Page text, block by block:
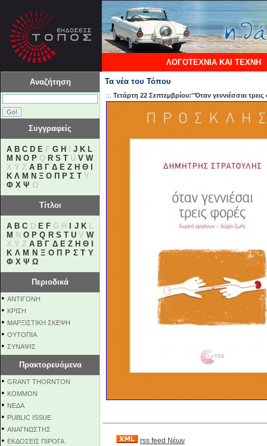
ΛΟΓΟΤΕΧΝΙΑ ΚΑΙ ΤΕΧΝΗ
Αναζήτηση
Συγγραφείς
A B C D E F G H J K L
M N O P Q R S T U V W
X Y Z Α Β Γ Δ Ε Ζ Η Θ
Κ Λ Μ Ν Ξ Ο Π Ρ Σ Τ Υ
Φ Χ Ψ Ω
Τίτλοι
A B C D E FG H J KL
M NO P Q R S T UVW
X Y ZΑ Β Γ Δ Ε Ζ Η Θ
Κ Λ Μ Ν Ξ Ο Π Ρ Σ Τ Υ
Φ Χ Ψ Ω
Περιοδικά
• ΑΝΤΙΓΟΝΗ
• ΚΡΙΣΗ
• ΜΑΡΞΙΣΤΙΚΗ ΣΚΕΨΗ
• ΟΥΤΟΠΙΑ
• ΣΥΝΑΨΙΣ
Πρακτορευόμενα
• GRANT THORNTON
• KOMMON
• NEΔΑ
• PUBLIC ISSUE
• ΑΝΑΓΝΩΣΤΗΣ
• ΕΚΔΟΣΕΙΣ ΠΙΡΟΓΑ
Τα νέα του Τόπου
::. Τετάρτη 22 Σεπτεμβρίου:''Όταν γεννιέσσαι
rss feed Νέων